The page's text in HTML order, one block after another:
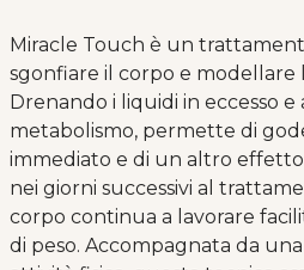
Miracle Touch è un
sgonfiare il corpo e modellare
Drenando i liquidi in eccesso e
metabolismo, permette di
immediato e di un altro
nei giorni successivi al
corpo continua a lavorare
di peso. Accompagnata da